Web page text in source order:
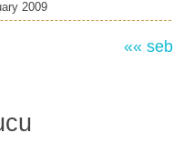
2009
««